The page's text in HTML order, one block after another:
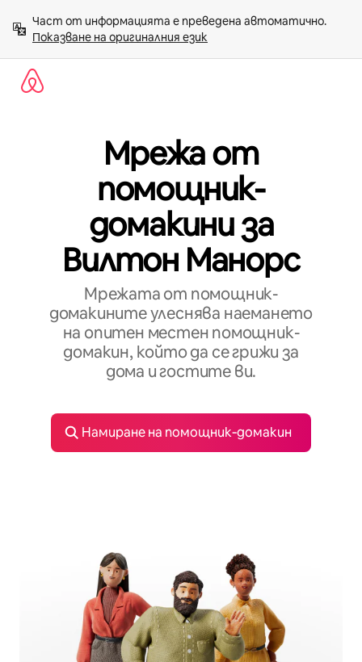
към
съдържанието
Показване на оригиналния език
Мрежа от
помощник-
домакини за
Вилтон Манорс
Мрежата от помощник-
домакините улеснява наемането
на опитен местен помощник-
домакин, който да се грижи за
дома и гостите ви.
Намиране на помощник‑домакин